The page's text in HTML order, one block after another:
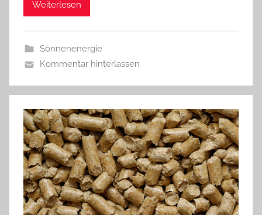
Weiterlesen
Sonnenenergie
Kommentar hinterlassen